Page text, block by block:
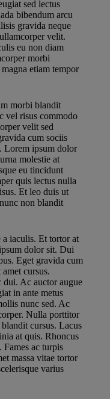
sed lectus
bibendum arcu
gravida neque
velit.
eu non diam
morbi
etiam tempor
morbi blandit
vel risus commodo
velit sed
cum sociis
Lorem ipsum dolor
molestie at
eu tincidunt
quis lectus nulla
Et leo duis ut
non blandit
a iaculis. Et tortor at
dolor sit. Dui
Eget gravida cum
cursus.
dui. Ac auctor augue
in ante metus
nunc sed. Ac
Nulla porttitor
cursus. Lacus
at quis. Rhoncus
Fames ac turpis
massa vitae tortor
varius